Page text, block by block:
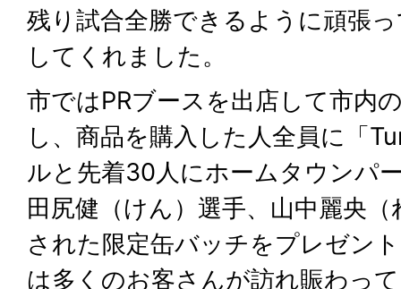
残り試合全勝できるように頑張
してくれました。
市ではPRブースを出店して市内
し、商品を購入した人全員に「
ルと先着30人にホームタウンパ
田尻健（けん）選手、山中麗央
された限定缶バッチをプレゼン
は多くのお客さんが訪れ賑わっ